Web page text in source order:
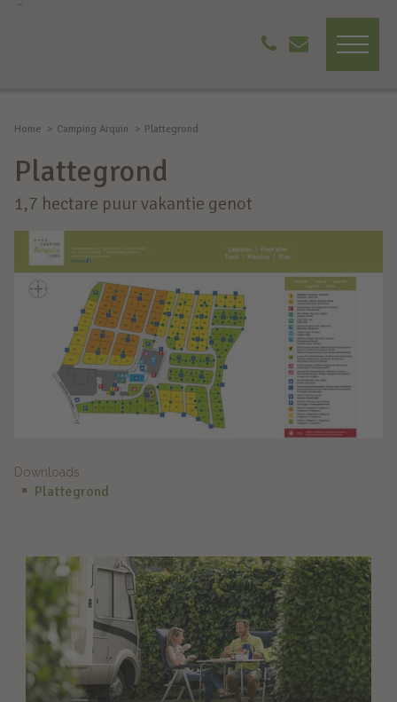
Home Camping Arquin Plattegrond
Plattegrond
1,7 hectare puur vakantie genot
Downloads
Plattegrond